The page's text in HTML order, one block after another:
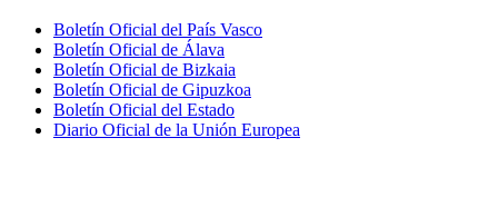
Boletín Oficial del País Vasco
Boletín Oficial de Álava
Boletín Oficial de Bizkaia
Boletín Oficial de Gipuzkoa
Boletín Oficial del Estado
Diario Oficial de la Unión Europea